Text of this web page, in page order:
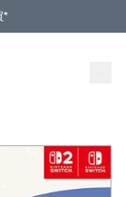
*